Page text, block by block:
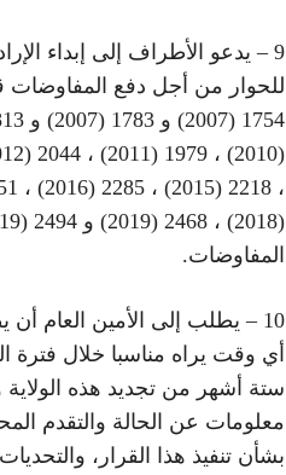
9 – يدعو الأطراف إلى إبداء
للحوار من أجل دفع المفاوضات
المفاوضات.
10 – يطلب إلى الأمين العام
أي وقت يراه مناسبا خلال فترة
ستة أشهر من تجديد هذه الولاية
معلومات عن الحالة والتقدم
بشأن تنفيذ هذا القرار،